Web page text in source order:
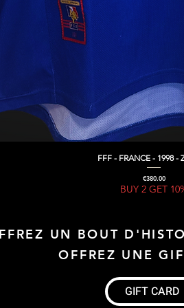
Quick View
FFF - FRANCE - 1998 -
Price
€380.00
BUY 2 GET
UN BOUT
OFFREZ UNE
GIFT CARD